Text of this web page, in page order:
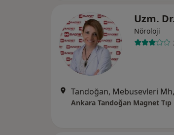
Uzm.
Nöroloji
Ankara Tandoğan Magnet